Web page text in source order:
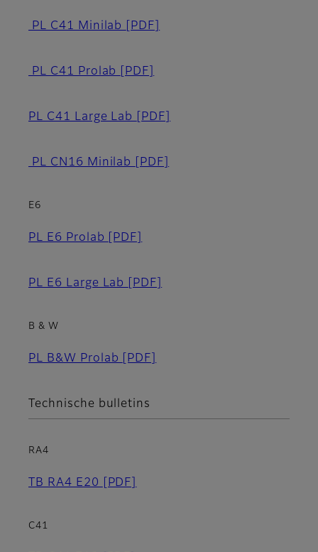
PL C41 Minilab [PDF]
PL C41 Prolab [PDF]
PL C41 Large Lab [PDF]
PL CN16 Minilab [PDF]
E6
PL E6 Prolab [PDF]
PL E6 Large Lab [PDF]
B & W
PL B&W Prolab [PDF]
Technische bulletins
RA4
TB RA4 E20 [PDF]
C41